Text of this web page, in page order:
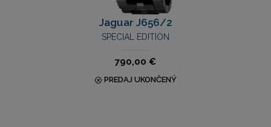
Jaguar J656/2
SPECIAL EDITION
790,00 €
PREDAJ UKONČENÝ